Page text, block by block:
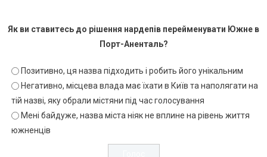
Як ви ставитесь до рішення нардепів перейменувати Южне в
Порт-Аненталь?
Позитивно, ця назва підходить і робить його унікальним
Негативно, місцева влада має їхати в Київ та наполягати на
тій назві, яку обрали містяни під час голосування
Мені байдуже, назва міста ніяк не вплине на рівень життя
южненців